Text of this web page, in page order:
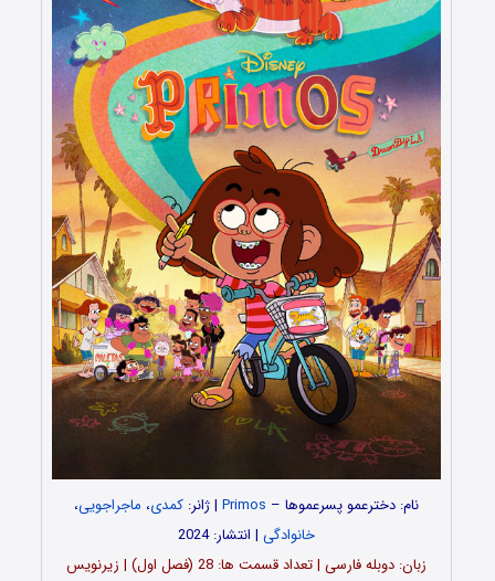
نام: دخترعمو پسرعموها – Primos | ژانر: کمدی، ماجراجویی،
خانوادگی | انتشار: 2024
زبان: دوبله فارسی | تعداد قسمت‌‌ ها: 28 (فصل اول) | زیرنویس